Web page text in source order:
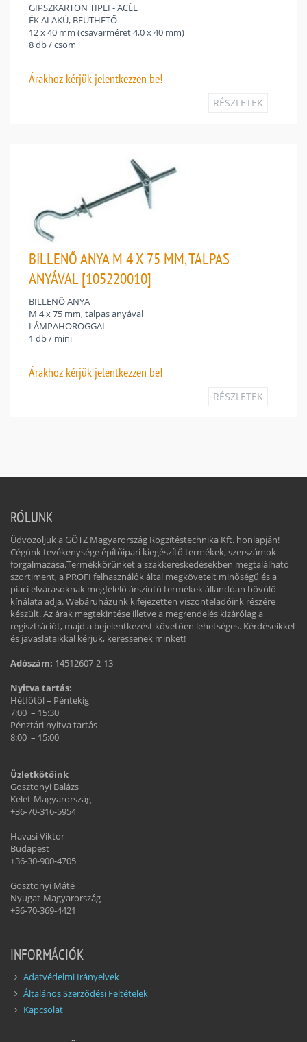
GIPSZKARTON TIPLI - ACÉL
ÉK ALAKÚ, BEÜTHETŐ
12 x 40 mm (csavarméret 4,0 x 40 mm)
8 db / csom
Árakhoz kérjük jelentkezzen be!
RÉSZLETEK
BILLENŐ ANYA M 4 X 75 MM, TALPAS
ANYÁVAL [105220010]
BILLENŐ ANYA
M 4 x 75 mm, talpas anyával
LÁMPAHOROGGAL
1 db / mini
Árakhoz kérjük jelentkezzen be!
RÉSZLETEK
RÓLUNK
Üdvözöljük a GÖTZ Magyarország Rögzítéstechnika Kft. honlapján!
Cégünk tevékenysége építőipari kiegészítő termékek, szerszámok
forgalmazása.Termékkörünket a szakkereskedésekben megtalálható
szortiment, a PROFI felhasználók által megkövetelt minőségű és a
piaci elvárásoknak megfelelő árszintű termékek állandóan bővülő
kínálata adja. Webáruházunk kifejezetten viszonteladóink részére
készült. Az árak megtekintése illetve a megrendelés kizárólag a
regisztrációt, majd a bejelentkezést követően lehetséges. Kérdéseikkel
és javaslataikkal kérjük, keressenek minket!
Adószám: 14512607-2-13
Nyitva tartás:
Hétfőtől – Péntekig
7:00 – 15:30
Pénztári nyitva tartás
8:00 – 15:00
Üzletkötőink
Gosztonyi Balázs
Kelet-Magyarország
+36-70-316-5954
Havasi Viktor
Budapest
+36-30-900-4705
Gosztonyi Máté
Nyugat-Magyarország
+36-70-369-4421
INFORMÁCIÓK
Adatvédelmi Irányelvek
Általános Szerződési Feltételek
Kapcsolat